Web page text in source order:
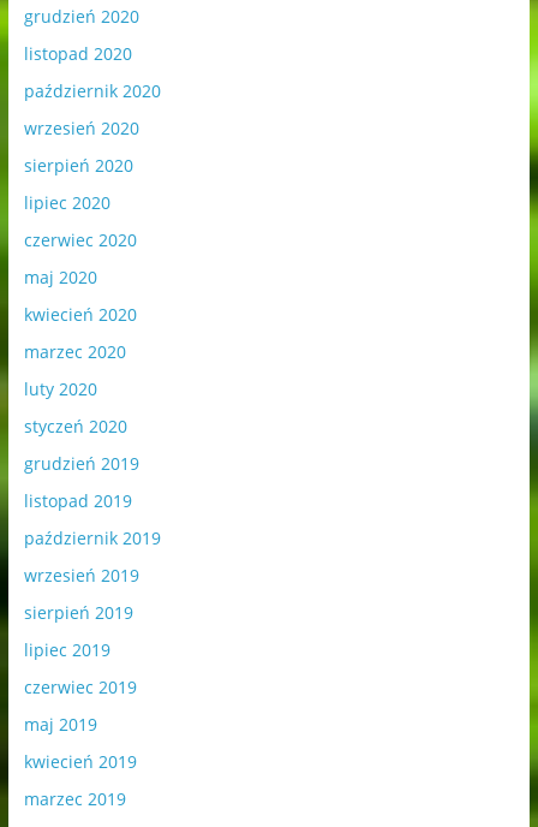
grudzień 2020
listopad 2020
październik 2020
wrzesień 2020
sierpień 2020
lipiec 2020
czerwiec 2020
maj 2020
kwiecień 2020
marzec 2020
luty 2020
styczeń 2020
grudzień 2019
listopad 2019
październik 2019
wrzesień 2019
sierpień 2019
lipiec 2019
czerwiec 2019
maj 2019
kwiecień 2019
marzec 2019